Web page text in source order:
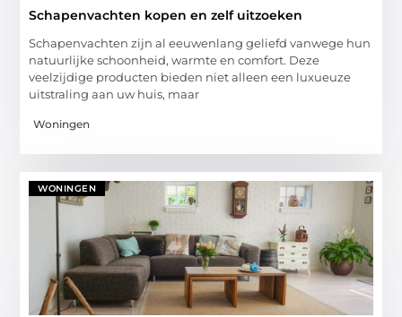
Schapenvachten kopen en zelf uitzoeken
Schapenvachten zijn al eeuwenlang geliefd vanwege hun
natuurlijke schoonheid, warmte en comfort. Deze
veelzijdige producten bieden niet alleen een luxueuze
uitstraling aan uw huis, maar
Woningen
WONINGEN